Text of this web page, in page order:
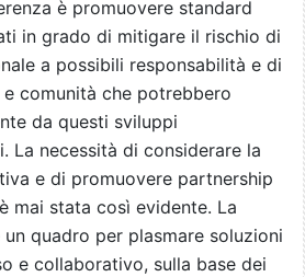
è promuovere standard
in grado di mitigare il rischio di
a possibili responsabilità e di
comunità che potrebbero
da questi sviluppi
La necessità di considerare la
e di promuovere partnership
mai stata così evidente. La
quadro per plasmare soluzioni
e collaborativo, sulla base dei